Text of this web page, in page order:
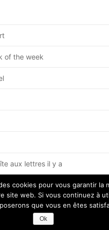
of the week
aux lettres il y a
cookies pour vous garantir la
site web. Si vous continuez à
que vous en êtes
Ok